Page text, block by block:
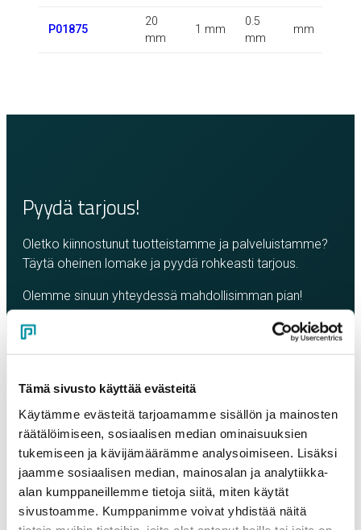
Tämä sivusto käyttää evästeitä
Käytämme evästeitä tarjoamamme sisällön ja mainosten
räätälöimiseen, sosiaalisen median ominaisuuksien
tukemiseen ja kävijämäärämme analysoimiseen. Lisäksi
jaamme sosiaalisen median, mainosalan ja analytiikka-
alan kumppaneillemme tietoja siitä, miten käytät
sivustoamme. Kumppanimme voivat yhdistää näitä
P01875
20
mm
1 mm
0.5
mm
mm
Pyydä tarjous!
Oletko kiinnostunut tuotteistamme ja palveluistamme?
Täytä oheinen lomake ja pyydä rohkeasti tarjous.
Olemme sinuun yhteydessä mahdollisimman pian!
Yritys
Yhteyshenkilö *
Sähköposti *
Puhelinnumero